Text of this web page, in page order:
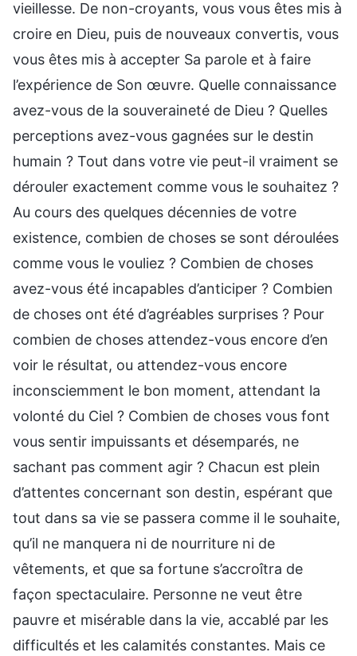
vieillesse. De non-croyants, vous vous êtes mis à
croire en Dieu, puis de nouveaux convertis, vous
vous êtes mis à accepter Sa parole et à faire
l’expérience de Son œuvre. Quelle connaissance
avez-vous de la souveraineté de Dieu ? Quelles
perceptions avez-vous gagnées sur le destin
humain ? Tout dans votre vie peut-il vraiment se
dérouler exactement comme vous le souhaitez ?
Au cours des quelques décennies de votre
existence, combien de choses se sont déroulées
comme vous le vouliez ? Combien de choses
avez-vous été incapables d’anticiper ? Combien
de choses ont été d’agréables surprises ? Pour
combien de choses attendez-vous encore d’en
voir le résultat, ou attendez-vous encore
inconsciemment le bon moment, attendant la
volonté du Ciel ? Combien de choses vous font
vous sentir impuissants et désemparés, ne
sachant pas comment agir ? Chacun est plein
d’attentes concernant son destin, espérant que
tout dans sa vie se passera comme il le souhaite,
qu’il ne manquera ni de nourriture ni de
vêtements, et que sa fortune s’accroîtra de
façon spectaculaire. Personne ne veut être
pauvre et misérable dans la vie, accablé par les
difficultés et les calamités constantes. Mais ce